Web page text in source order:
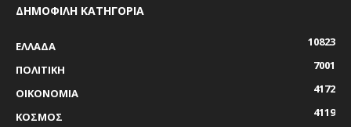
ΔΗΜΟΦΙΛΗ ΚΑΤΗΓΟΡΙΑ
ΕΛΛΑΔΑ
10823
ΠΟΛΙΤΙΚΗ
7001
ΟΙΚΟΝΟΜΙΑ
4172
ΚΟΣΜΟΣ
4119